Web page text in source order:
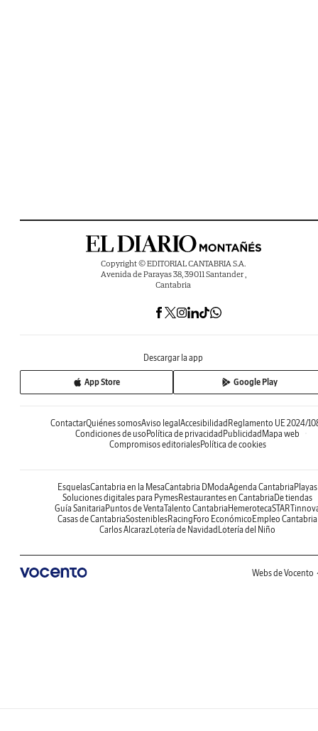
Copyright © EDITORIAL CANTABRIA S.A.
Avenida de Parayas 38, 39011 Santander ,
Cantabria
Descargar la app
App Store Google Play
ContactarQuiénes somosAviso legalAccesibilidadReglamento UE 2024/
Condiciones de usoPolítica de privacidadPublicidadMapa web
Compromisos editorialesPolítica de cookies
EsquelasCantabria en la MesaCantabria DModaAgenda CantabriaPlayas
Soluciones digitales para PymesRestaurantes en CantabriaDe tiendas
Guía SanitariaPuntos de VentaTalento CantabriaHemeroteca
Casas de CantabriaSosteniblesRacingForo EconómicoEmpleo Cantabria
Carlos AlcarazLotería de NavidadLotería del Niño
Webs de Vocento